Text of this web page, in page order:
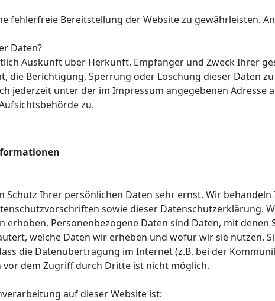
fehlerfreie Bereitstellung der Website zu gewährleisten.
Daten?
Auskunft über Herkunft, Empfänger und Zweck Ihrer
die Berichtigung, Sperrung oder Löschung dieser Daten
jederzeit unter der im Impressum angegebenen Adresse
zu.
Schutz Ihrer persönlichen Daten sehr ernst. Wir
sowie dieser Datenschutzerklärung.
erhoben. Personenbezogene Daten sind Daten, mit
welche Daten wir erheben und wofür wir sie nutzen.
die Datenübertragung im Internet (z.B. bei der
vor dem Zugriff durch Dritte ist nicht möglich.
auf dieser Website ist: